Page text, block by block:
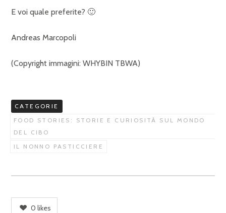
E voi quale preferite? 🙂
Andreas Marcopoli
(Copyright immagini: WHYBIN TBWA)
CATEGORIE
FOOD STORIES: STORIE E CURIOSITÀ SUL MONDO
DEL CIBO
IL NONNO PASTICCIERE
0 likes